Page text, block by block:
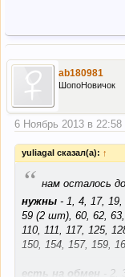
ab180981
ШопоНовичок
6 Ноябрь 2013 в 22:58
yuliagal сказал(а): ↑
“ нам осталось
нужны - 1, 4, 17,
59 (2 шт), 60, 62, 63,
110, 111, 117, 125,
150, 154, 157, 159,
есть на обмен - 2,